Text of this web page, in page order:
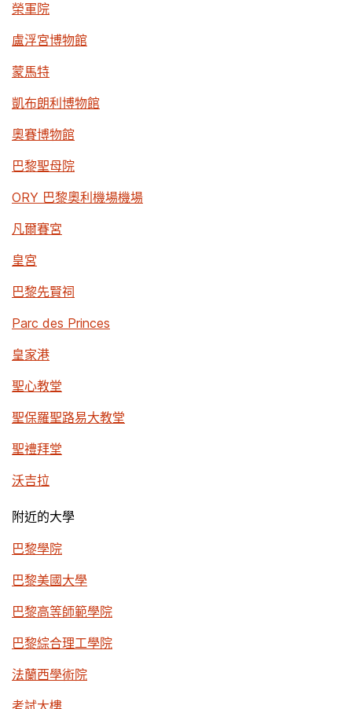
榮軍院
盧浮宮博物館
蒙馬特
凱布朗利博物館
奧賽博物館
巴黎聖母院
ORY 巴黎奧利機場機場
凡爾賽宮
皇宮
巴黎先賢祠
Parc des Princes
皇家港
聖心教堂
聖保羅聖路易大教堂
聖禮拜堂
沃吉拉
附近的大學
巴黎學院
巴黎美國大學
巴黎高等師範學院
巴黎綜合理工學院
法蘭西學術院
考試大樓